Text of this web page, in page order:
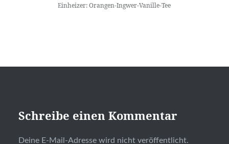
Einheizer: Orangen-Ingwer-Vanille-Tee
Schreibe einen Kommentar
Deine E-Mail-Adresse wird nicht veröffentlicht.